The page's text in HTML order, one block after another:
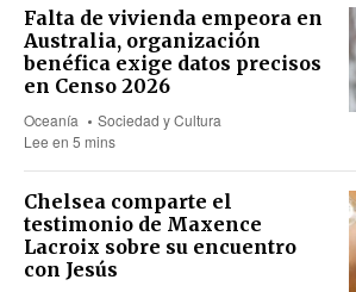
Falta de vivienda empeora en
Australia, organización
benéfica exige datos precisos
en Censo 2026
Oceanía
Sociedad y Cultura
Lee en 5 mins
Chelsea comparte el
testimonio de Maxence
Lacroix sobre su encuentro
con Jesús